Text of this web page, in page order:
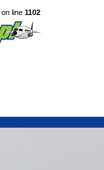
on line 1102